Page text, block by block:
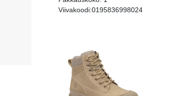
Viivakoodi:0195836998024